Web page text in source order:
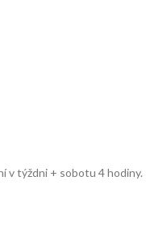
v týždni + sobotu 4 hodiny.